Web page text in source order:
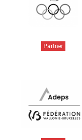
Partner